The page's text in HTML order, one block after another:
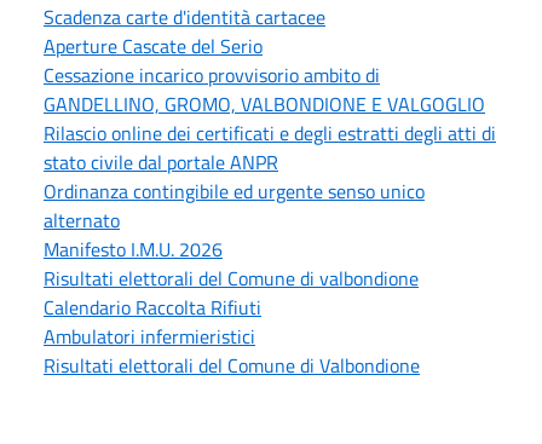
Scadenza carte d'identità cartacee
Aperture Cascate del Serio
Cessazione incarico provvisorio ambito di
GANDELLINO, GROMO, VALBONDIONE E VALGOGLIO
Rilascio online dei certificati e degli estratti degli atti di
stato civile dal portale ANPR
Ordinanza contingibile ed urgente senso unico
alternato
Manifesto I.M.U. 2026
Risultati elettorali del Comune di valbondione
Calendario Raccolta Rifiuti
Ambulatori infermieristici
Risultati elettorali del Comune di Valbondione